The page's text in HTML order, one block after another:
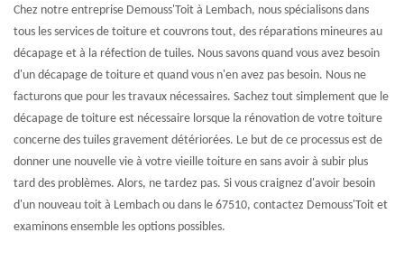
Chez notre entreprise Demouss'Toit à Lembach, nous spécialisons dans
tous les services de toiture et couvrons tout, des réparations mineures au
décapage et à la réfection de tuiles. Nous savons quand vous avez besoin
d'un décapage de toiture et quand vous n'en avez pas besoin. Nous ne
facturons que pour les travaux nécessaires. Sachez tout simplement que le
décapage de toiture est nécessaire lorsque la rénovation de votre toiture
concerne des tuiles gravement détériorées. Le but de ce processus est de
donner une nouvelle vie à votre vieille toiture en sans avoir à subir plus
tard des problèmes. Alors, ne tardez pas. Si vous craignez d'avoir besoin
d'un nouveau toit à Lembach ou dans le 67510, contactez Demouss'Toit et
examinons ensemble les options possibles.